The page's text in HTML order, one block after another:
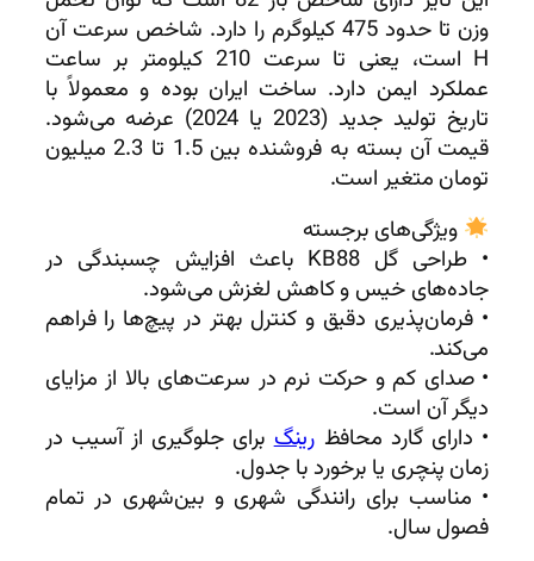
وزن تا حدود 475 کیلوگرم را دارد. شاخص سرعت آن
H است، یعنی تا سرعت 210 کیلومتر بر ساعت
عملکرد ایمن دارد. ساخت ایران بوده و معمولاً با
تاریخ تولید جدید (2023 یا 2024) عرضه می‌شود.
قیمت آن بسته به فروشنده بین 1.5 تا 2.3 میلیون
تومان متغیر است.
ویژگی‌های برجسته
• طراحی گل KB88 باعث افزایش چسبندگی در
جاده‌های خیس و کاهش لغزش می‌شود.
• فرمان‌پذیری دقیق و کنترل بهتر در پیچ‌ها را فراهم
می‌کند.
• صدای کم و حرکت نرم در سرعت‌های بالا از مزایای
دیگر آن است.
• دارای گارد محافظ رینگبرای جلوگیری از آسیب در
زمان پنچری یا برخورد با جدول.
• مناسب برای رانندگی شهری و بین‌شهری در تمام
فصول سال.